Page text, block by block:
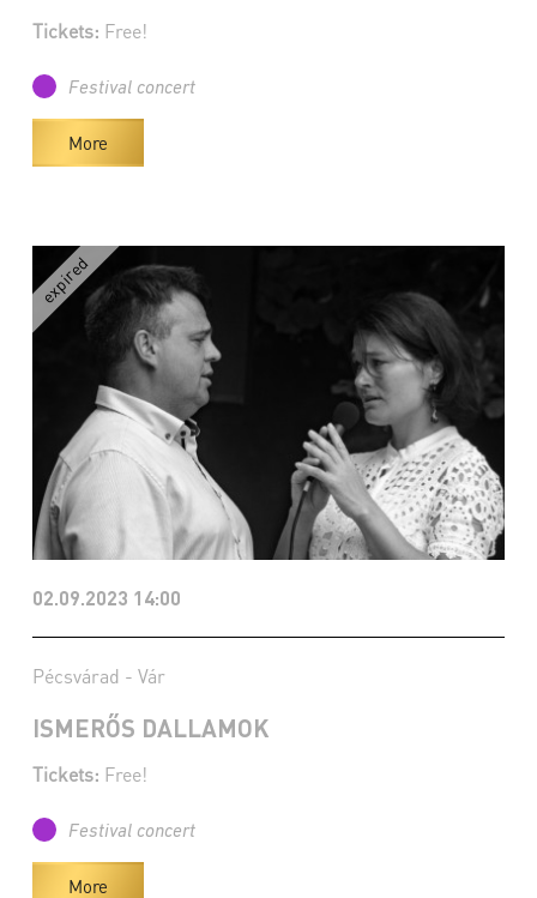
Tickets: Free!
Festival concert
More
02.09.2023 14:00
Pécsvárad - Vár
ISMERŐS DALLAMOK
Tickets: Free!
Festival concert
More